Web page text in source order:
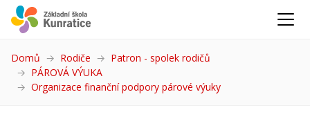
Domů Rodiče
Patron - spolek rodičů
PÁROVÁ VÝUKA
Organizace finanční podpory párové výuky